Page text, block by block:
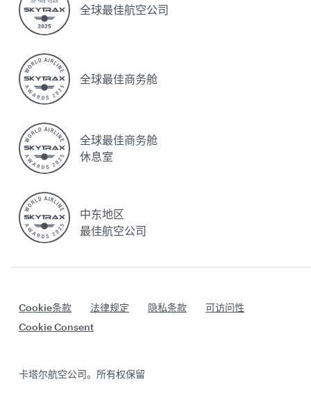
全球最佳航空公司
全球最佳商务舱
全球最佳商务舱
休息室
中东地区
最佳航空公司
Cookie条款 法律规定 隐私条款
可访问性
Cookie Consent
卡塔尔航空公司。所有权保留